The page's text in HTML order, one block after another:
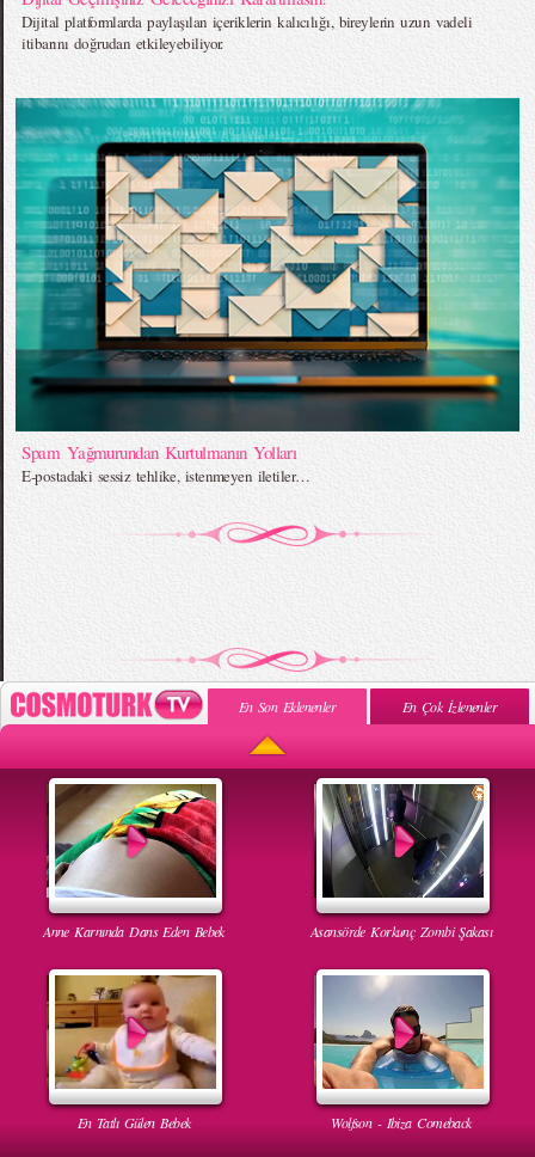
Dijital platformlarda paylaşılan içeriklerin kalıcılığı, bireylerin uzun vadeli
itibarını doğrudan etkileyebiliyor.
Spam Yağmurundan Kurtulmanın Yolları
E-postadaki sessiz tehlike, istenmeyen iletiler…
En Son Eklenenler En Çok İzlenenler
Anne Karnında Dans Eden Bebek Asansörde Korkunç Zombi Şakası
En Tatlı Gülen Bebek Wolfson - Ibiza Comeback